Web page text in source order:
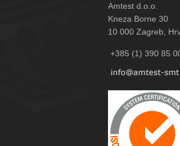
Amtest d.o.o.
Kneza Borne 30
10 000 Zagreb,
+385 (1) 390 85